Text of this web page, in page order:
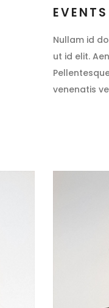
EVENTS
Nullam id
ut id elit.
venenatis